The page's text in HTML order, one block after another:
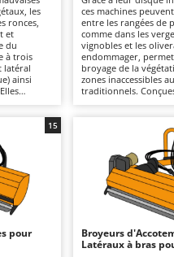
pour le bois - Scies à bûches
sols extérieurs
horizontal pour tracteur
les
ronces,
et
du
à trois
latéral
ainsi
de
de
et
la
du tracteur
et
de
ces machines
entre les rangées de
comme dans les
vignobles et les
endommager,
broyage de la
zones inaccessibles
traditionnels.
rangées des cultures,
fonctionnent en
tracteur via un
points fixe ou à
latéral, manuelle ou
et une prise de force,
rend idéales pour les
interventions
vignobles, les
cultures en rangs,
utilisations allant du
professionnel au
pour
15
Broyeurs
Latéraux à bras